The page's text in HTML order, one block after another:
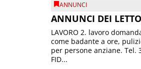
ANNUNCI
ANNUNCI DEI
LAVORO 2. lavoro
come badante a ore,
per persone anziane. Tel.
FID...